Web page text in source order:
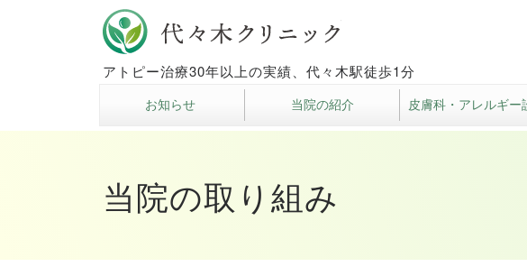
アトピー治療30年以上の実績、代々木駅徒歩1分
お知らせ 当院の紹介 皮膚科・アレルギー
当院の取り組み